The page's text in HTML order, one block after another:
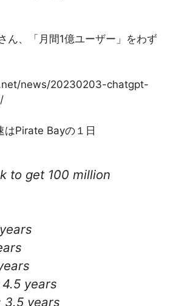
ん、「月間1億ユーザー」をわず
news/20230203-chatgpt-
はPirate Bayの１日
to get 100 million
years
3.5 years